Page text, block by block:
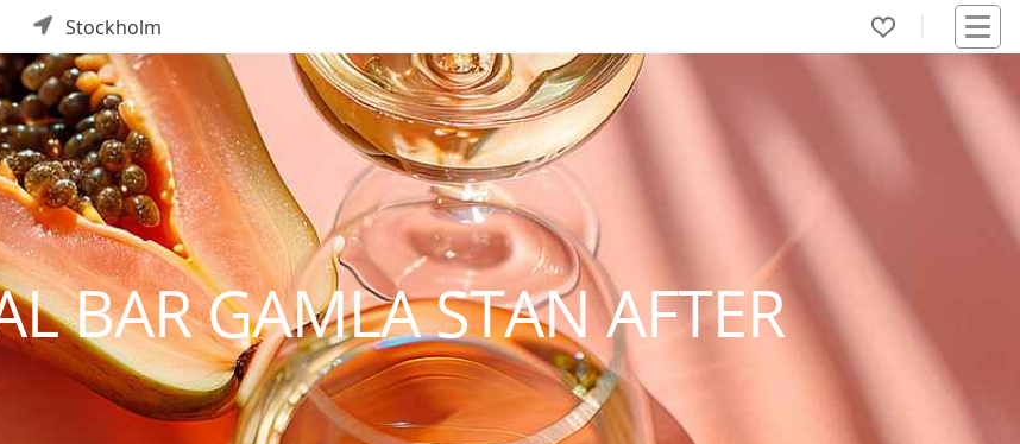
Stockholm
BAR GAMLA STAN AFTER